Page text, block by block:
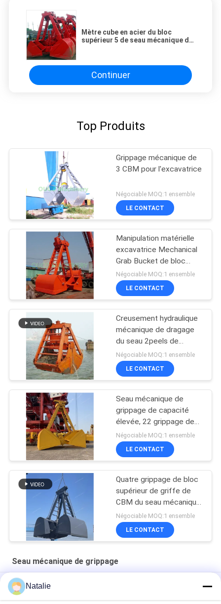
Mètre cube en acier du bloc
supérieur 5 de seau mécanique de
Continuer
Top Produits
Grippage mécanique de
3 CBM pour l'excavatrice
Négociable MOQ:1 ensemble
LE CONTACT
Manipulation matérielle
excavatrice Mechanical
Grab Bucket de bloc
supérieur de 2 cordes
Négociable MOQ:1 ensemble
LE CONTACT
Creusement hydraulique
mécanique de dragage
du seau 2peels de
grippage de bloc
supérieur
Négociable MOQ:1 ensemble
LE CONTACT
Seau mécanique de
grippage de capacité
élevée, 22 grippage de
corde du mètre cube
quatre
Négociable MOQ:1 ensemble
LE CONTACT
Quatre grippage de bloc
supérieur de griffe de
CBM du seau mécanique
27 de grippage de corde
double
Négociable MOQ:1 ensemble
LE CONTACT
Seau mécanique de grippage
Grippage hydraulique de dragage de bloc supérieur
Seau mécanique de grippage de 6 CBM
Natalie